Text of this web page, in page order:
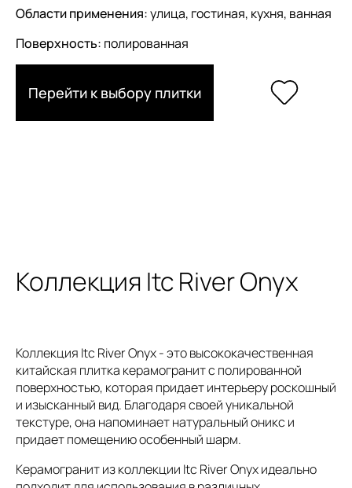
Области применения:улица, гостиная, кухня, ванная
Поверхность: полированная
Перейти к выбору плитки
Коллекция Itc River Onyx
Коллекция Itc River Onyx - это высококачественная
китайская плитка керамогранит с полированной
поверхностью, которая придает интерьеру роскошный
и изысканный вид. Благодаря своей уникальной
текстуре, она напоминает натуральный оникс и
придает помещению особенный шарм.
Керамогранит из коллекции Itc River Onyx идеально